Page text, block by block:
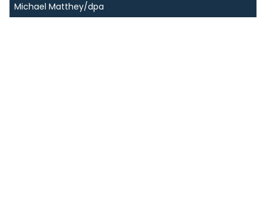
Michael Matthey/dpa